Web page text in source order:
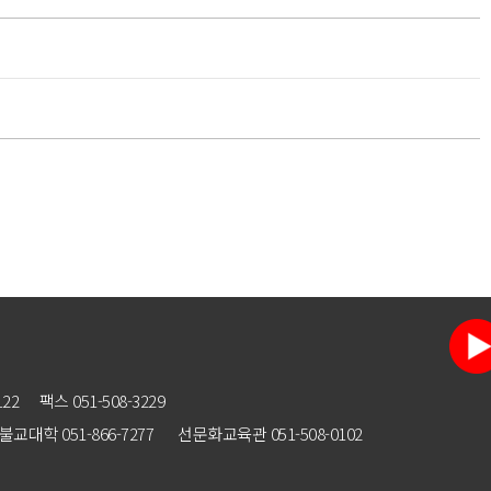
팩스 051-508-3229
교대학 051-866-7277
선문화교육관 051-508-0102